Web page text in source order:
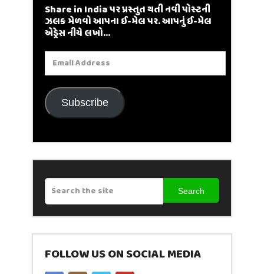
Share in India પર પ્રસ્તુત થતી નવી પોસ્ટની
ઝલક મેળવો આપના ઈ-મેલ પર. આપનું ઈ-મેલ
એડ્રેસ નીચે લખો...
Email
Address
Subscribe
Search
FOLLOW US ON SOCIAL MEDIA